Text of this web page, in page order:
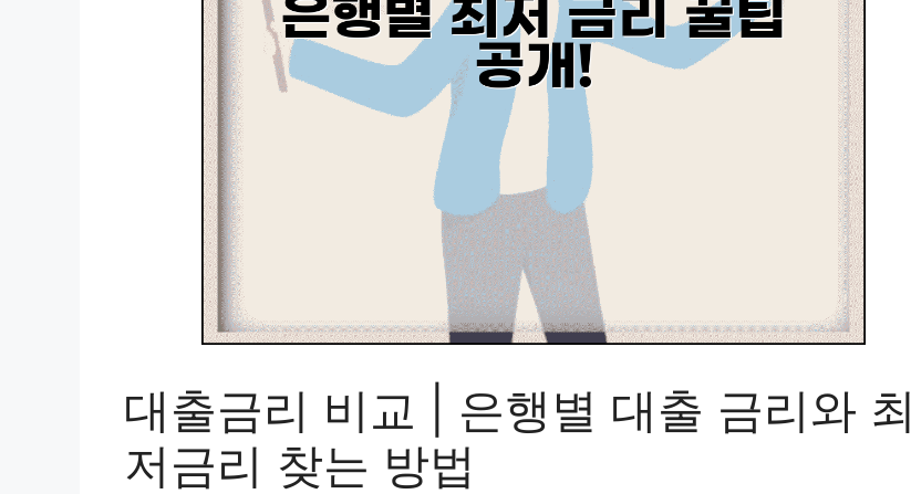
대출금리 비교 | 은행별 대출 금리와 최
저금리 찾는 방법